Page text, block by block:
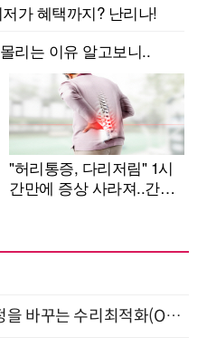
[올쇼TV] AI 시대의 의사결정을 바꾸는 수리최적화(Optimization) 소개 (8/20 생방송)